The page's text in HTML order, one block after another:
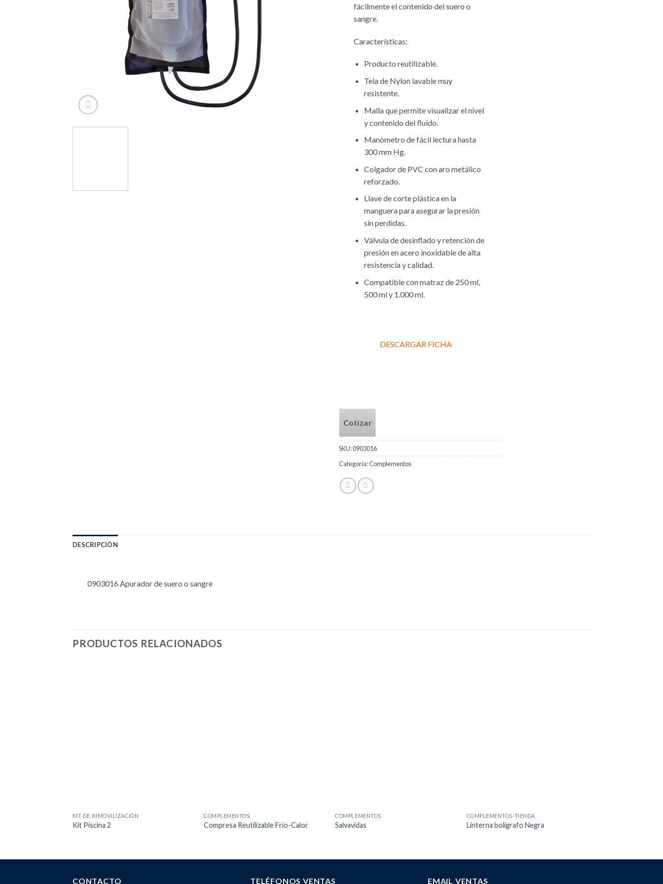
fácilmente el contenido del suero o
sangre.
Características:
Producto reutilizable.
Tela de Nylon lavable muy
resistente.
Malla que permite visualizar el nivel
y contenido del fluído.
Manómetro de fácil lectura hasta
300 mm Hg.
Colgador de PVC con aro metálico
reforzado.
Llave de corte plástica en la
manguera para asegurar la presión
sin perdidas.
Válvula de desinflado y retención de
presión en acero inoxidable de alta
resistencia y calidad.
Compatible con matraz de 250 ml,
500 ml y 1.000 ml.
DESCARGAR FICHA
Cotizar
SKU:0903016
Categoría:Complementos
DESCRIPCIÓN
0903016 Apurador de suero o sangre
PRODUCTOS RELACIONADOS
KIT DE INMOVILIZACIÓN
Kit Piscina 2
COMPLEMENTOS
Compresa Reutilizable Frío-Calor
COMPLEMENTOS
Salvavidas
COMPLEMENTOS-TIENDA
Linterna bolígrafo Negra
CONTACTO TELÉFONOS VENTAS EMAIL VENTAS